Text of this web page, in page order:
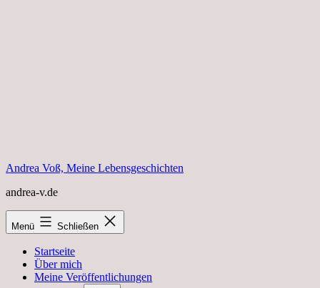
Andrea Voß, Meine Lebensgeschichten
andrea-v.de
Menü Schließen
Startseite
Über mich
Meine Veröffentlichungen